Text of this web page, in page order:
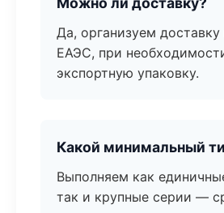
Да, организуем
ЕАЭС, при
экспортную упаковку.
Какой минимальный
Выполняем как
так и крупные серии —